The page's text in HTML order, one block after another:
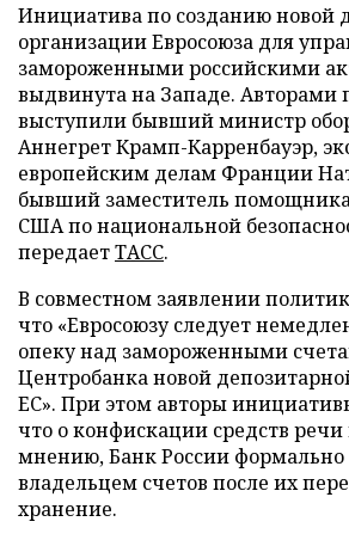
Инициатива по созданию новой
организации Евросоюза для
замороженными российскими
выдвинута на Западе. Авторами
выступили бывший министр
Аннегрет Крамп-Карренбауэр,
европейским делам Франции
бывший заместитель
США по национальной
передаетТАСС.
В совместном заявлении
что «Евросоюзу следует
опеку над замороженными
Центробанка новой
ЕС». При этом авторы
что о конфискации средств
мнению, Банк России формально
владельцем счетов после их
хранение.